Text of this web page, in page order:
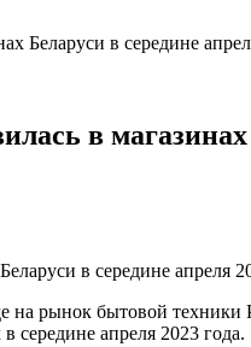
Беларуси в середине
в магазинах
рынок бытовой техники
середине апреля 2023 года.